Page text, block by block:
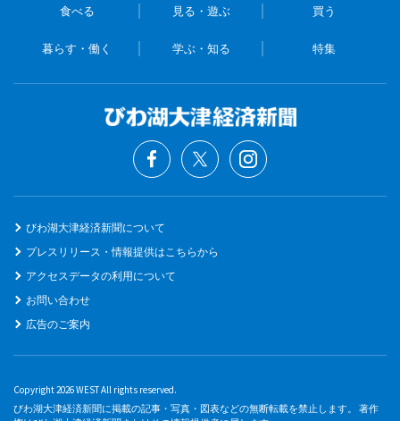
食べる 見る・遊ぶ 買う
暮らす・働く 学ぶ・知る 特集
びわ湖大津経済新聞について
プレスリリース・情報提供はこちらから
アクセスデータの利用について
お問い合わせ
広告のご案内
Copyright 2026 WEST All rights reserved.
びわ湖大津経済新聞に掲載の記事・写真・図表などの無断転載を禁止します。 著作